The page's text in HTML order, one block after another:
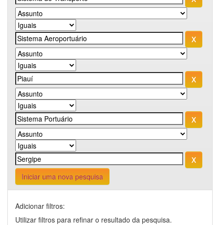
Iniciar uma nova pesquisa
Adicionar filtros:
Utilizar filtros para refinar o resultado da pesquisa.